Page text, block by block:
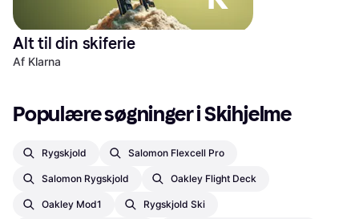
Alt til din skiferie
Af Klarna
Populære søgninger i Skihjelme
Rygskjold Salomon Flexcell Pro
Salomon Rygskjold Oakley Flight Deck
Oakley Mod1 Rygskjold Ski